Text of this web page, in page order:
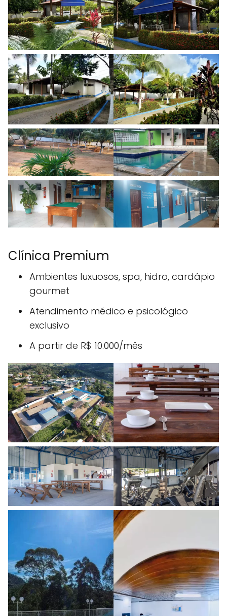
Clínica Premium
Ambientes luxuosos, spa, hidro, cardápio
gourmet
Atendimento médico e psicológico
exclusivo
A partir de R$ 10.000/mês